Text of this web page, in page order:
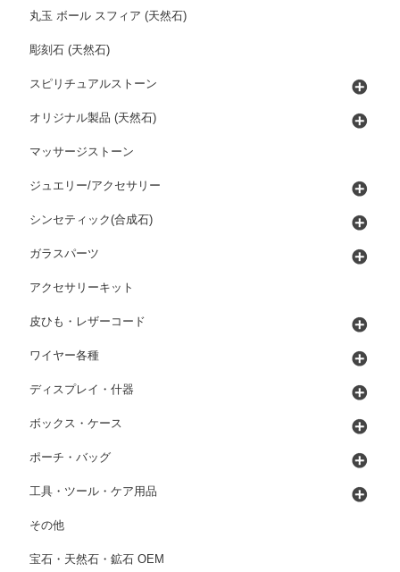
丸玉 ボール スフィア (天然石)
彫刻石 (天然石)
スピリチュアルストーン
オリジナル製品 (天然石)
マッサージストーン
ジュエリー/アクセサリー
シンセティック(合成石)
ガラスパーツ
アクセサリーキット
皮ひも・レザーコード
ワイヤー各種
ディスプレイ・什器
ボックス・ケース
ポーチ・バッグ
工具・ツール・ケア用品
その他
宝石・天然石・鉱石 OEM